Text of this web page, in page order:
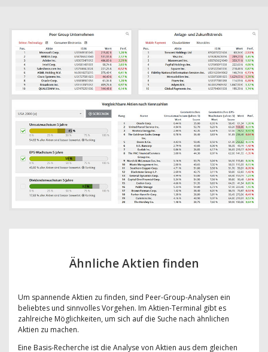
Ähnliche Aktien finden
Um spannende Aktien zu finden, sind Peer-Group-Analysen ein
beliebtes und sinnvolles Vorgehen. Im Aktien-Terminal gibt es
zahlreiche Möglichkeiten, um sich auf die Suche nach ähnlichen
Aktien zu machen.
Eine Basis-Recherche ist die Analyse von Aktien aus dem gleichen